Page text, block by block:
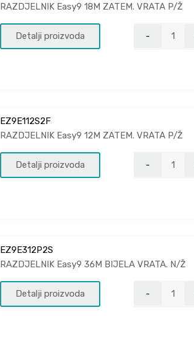
RAZDJELNIK Easy9 18M ZATEM. VRATA P/Ž
Detalji proizvoda
EZ9E112S2F
RAZDJELNIK Easy9 12M ZATEM. VRATA P/Ž
Detalji proizvoda
EZ9E312P2S
RAZDJELNIK Easy9 36M BIJELA VRATA. N/Ž
Detalji proizvoda